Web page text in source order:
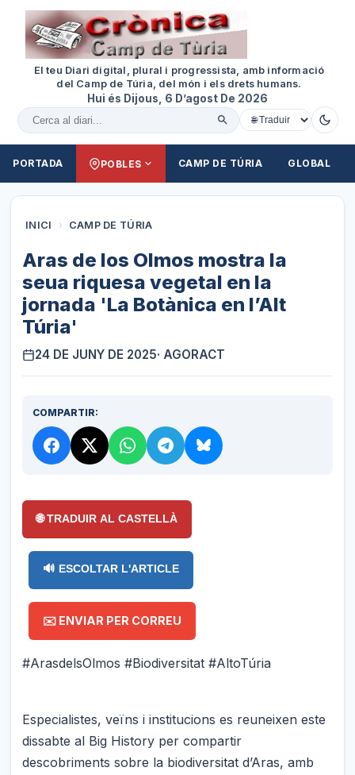
El teu Diari digital, plural i progressista, amb informació
del Camp de Túria, del món i els drets humans.
Hui és Dijous, 6 D’agost De 2026
Cercar al diari
PORTADA POBLES CAMP DE TÚRIA GLOBAL
INICI › CAMP DE TÚRIA
Aras de los Olmos mostra la
seua riquesa vegetal en la
jornada 'La Botànica en l’Alt
Túria'
24 DE JUNY DE 2025· AGORACT
COMPARTIR:
🌐 TRADUIR AL CASTELLÀ
🔊 ESCOLTAR L'ARTICLE
✉️ ENVIAR PER CORREU
#ArasdelsOlmos #Biodiversitat #AltoTúria
Especialistes, veïns i institucions es reuneixen este
dissabte al Big History per compartir
descobriments sobre la biodiversitat d’Aras, amb